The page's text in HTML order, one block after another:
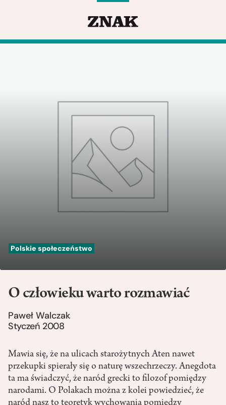
Polskie społeczeństwo
O człowieku warto rozmawiać
Paweł Walczak
Styczeń 2008
Mawia się, że na ulicach starożytnych Aten nawet
przekupki spierały się o naturę wszechrzeczy. Anegdota
ta ma świadczyć, że naród grecki to filozof pomiędzy
narodami. O Polakach można z kolei powiedzieć, że